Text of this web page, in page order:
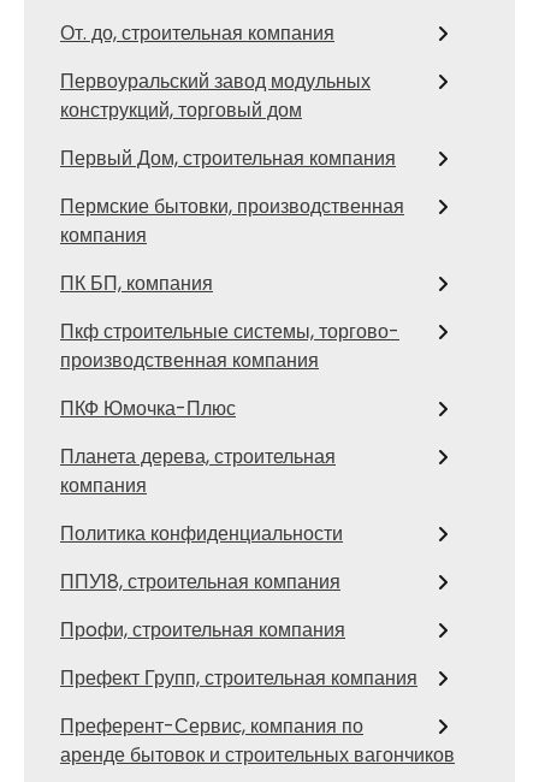
От. до, строительная компания
Первоуральский завод модульных
конструкций, торговый дом
Первый Дом, строительная компания
Пермские бытовки, производственная
компания
ПК БП, компания
Пкф строительные системы, торгово-
производственная компания
ПКФ Юмочка-Плюс
Планета дерева, строительная
компания
Политика конфиденциальности
ППУ18, строительная компания
Прoфи, строительная компания
Префект Групп, строительная компания
Преферент-Сервис, компания по
аренде бытовок и строительных вагончиков